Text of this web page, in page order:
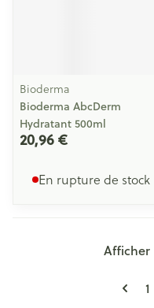
Bioderma
Bioderma AbcDerm
Hydratant 500ml
20,96 €
En rupture de stock
1
Afficher